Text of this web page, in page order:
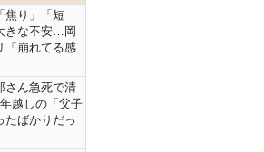
焦り」「短
きな不安…岡
「崩れてる感
さん急死で清
越しの「父子
たばかりだっ